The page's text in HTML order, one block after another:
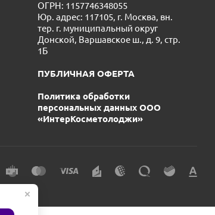
ОГРН: 1157746348055
Юр. адрес: 117105, г. Москва, вн.
тер. г. муниципальный округ
Донской, Варшавское ш., д. 9, стр.
1Б
ПУБЛИЧНАЯ ОФЕРТА
Политика обработки
персональных данных ООО
«ИнтерКосметолоджи»